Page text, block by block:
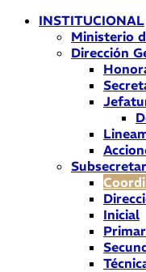
INSTITUCIONAL
Ministerio
Dirección
Inicial